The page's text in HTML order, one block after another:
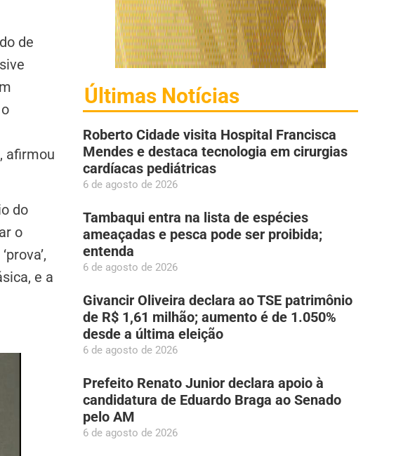
de
afirmou
do
o
e a
Últimas Notícias
Roberto Cidade visita Hospital Francisca
Mendes e destaca tecnologia em cirurgias
cardíacas pediátricas
6 de agosto de 2026
Tambaqui entra na lista de espécies
ameaçadas e pesca pode ser proibida;
entenda
6 de agosto de 2026
Givancir Oliveira declara ao TSE patrimônio
de R$ 1,61 milhão; aumento é de 1.050%
desde a última eleição
6 de agosto de 2026
Prefeito Renato Junior declara apoio à
candidatura de Eduardo Braga ao Senado
pelo AM
6 de agosto de 2026